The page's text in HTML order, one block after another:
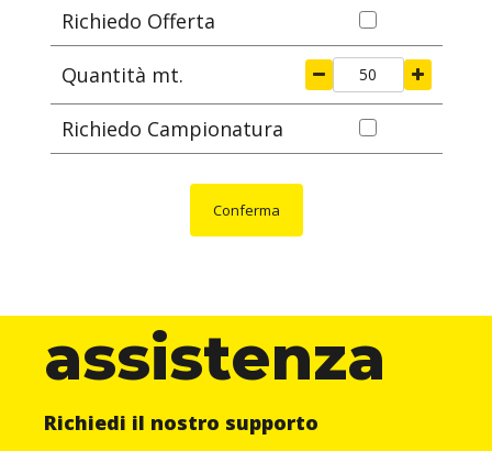
Richiedo Offerta
Quantità mt.
Richiedo Campionatura
Conferma
assistenza
Richiedi il nostro supporto